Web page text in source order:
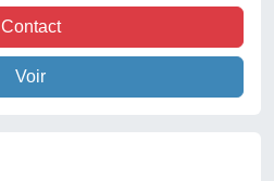
Contact
Voir